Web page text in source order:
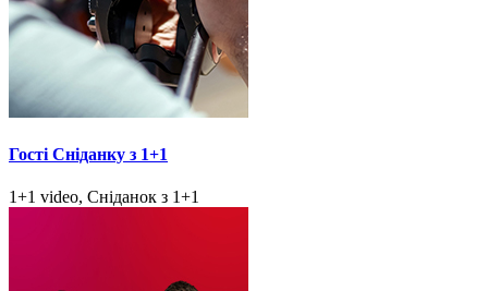
Гості Сніданку з 1+1
1+1 video, Сніданок з 1+1